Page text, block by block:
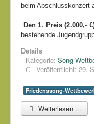
beim Abschlusskonzert
Den 1. Preis (2.000,-
bestehende
Details
Kategorie: Song-
Veröffentlicht: 29.
Friedenssong-
Weiterlesen ...